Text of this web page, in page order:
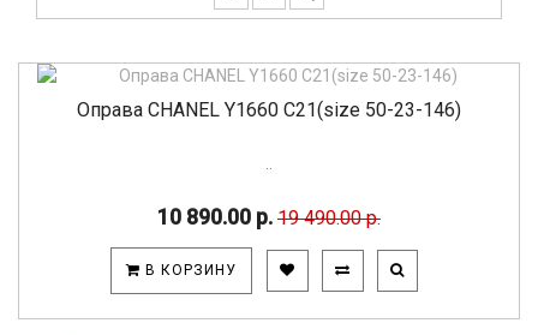
Оправа CHANEL Y1660 C21(size 50-23-146)
10 890.00 р. 19 490.00 р.
В КОРЗИНУ